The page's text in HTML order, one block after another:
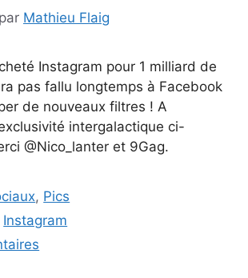
par Mathieu Flaig
Instagram pour 1 milliard de
pas fallu longtemps à Facebook
de nouveaux filtres ! A
intergalactique ci-
@Nico_lanter et 9Gag.
, Pics
Instagram